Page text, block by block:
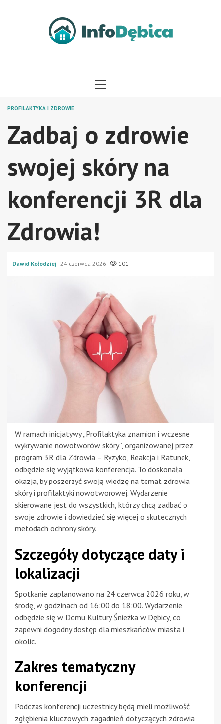
MENU
PROFILAKTYKA I ZDROWIE
Zadbaj o zdrowie
swojej skóry na
konferencji 3R dla
Zdrowia!
Dawid Kołodziej 24 czerwca 2026 101
W ramach inicjatywy „Profilaktyka znamion i wczesne
wykrywanie nowotworów skóry”, organizowanej przez
program 3R dla Zdrowia – Ryzyko, Reakcja i Ratunek,
odbędzie się wyjątkowa konferencja. To doskonała
okazja, by poszerzyć swoją wiedzę na temat zdrowia
skóry i profilaktyki nowotworowej. Wydarzenie
skierowane jest do wszystkich, którzy chcą zadbać o
swoje zdrowie i dowiedzieć się więcej o skutecznych
metodach ochrony skóry.
Szczegóły dotyczące daty i
lokalizacji
Spotkanie zaplanowano na 24 czerwca 2026 roku, w
środę, w godzinach od 16:00 do 18:00. Wydarzenie
odbędzie się w Domu Kultury Śnieżka w Dębicy, co
zapewni dogodny dostęp dla mieszkańców miasta i
okolic.
Zakres tematyczny
konferencji
Podczas konferencji uczestnicy będą mieli możliwość
zgłębienia kluczowych zagadnień dotyczących zdrowia